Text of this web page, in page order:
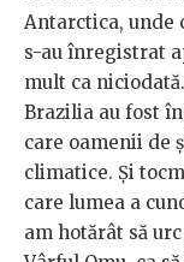
Antarctica, unde
s-au înregistrat
mult ca
Brazilia au fost
care oamenii de
climatice. Și
care lumea a
am hotărât să